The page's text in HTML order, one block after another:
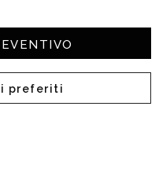
preferiti